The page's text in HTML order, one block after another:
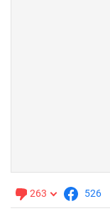
263 526